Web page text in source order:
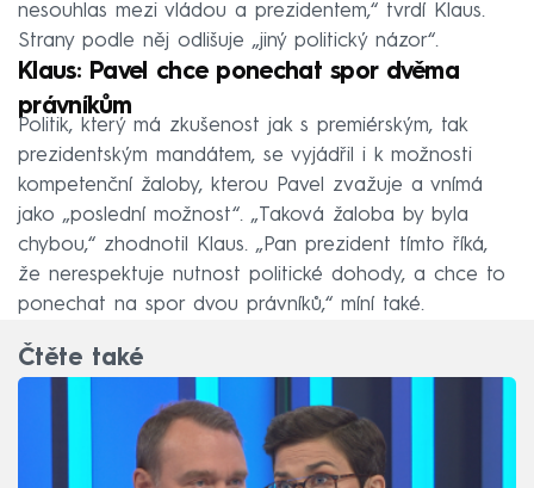
nesouhlas mezi vládou a prezidentem,“ tvrdí Klaus.
Strany podle něj odlišuje „jiný politický názor“.
Klaus: Pavel chce ponechat spor dvěma
právníkům
Politik, který má zkušenost jak s premiérským, tak
prezidentským mandátem, se vyjádřil i k možnosti
kompetenční žaloby, kterou Pavel zvažuje a vnímá
jako „poslední možnost“. „Taková žaloba by byla
chybou,“ zhodnotil Klaus. „Pan prezident tímto říká,
že nerespektuje nutnost politické dohody, a chce to
ponechat na spor dvou právníků,“ míní také.
Čtěte také